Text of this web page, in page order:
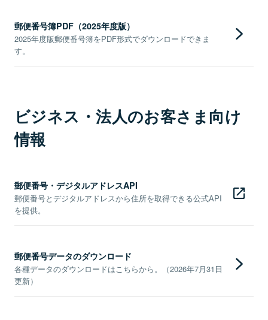
郵便番号簿PDF（2025年度版）
2025年度版郵便番号簿をPDF形式でダウンロードできま
す。
ビジネス・法人のお客さま向け
情報
郵便番号・デジタルアドレスAPI
郵便番号とデジタルアドレスから住所を取得できる公式API
を提供。
郵便番号データのダウンロード
各種データのダウンロードはこちらから。（2026年7月31日
更新）